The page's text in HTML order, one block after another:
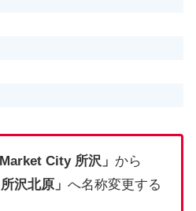
Market City 所沢」 から
沢北原」 へ名称変更する